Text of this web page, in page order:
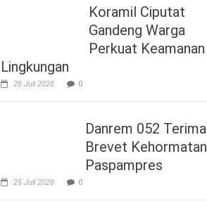
Koramil Ciputat
Gandeng Warga
Perkuat Keamanan
Lingkungan
26 Juli 2026 0
Danrem 052 Terima
Brevet Kehormatan
Paspampres
25 Juli 2026 0